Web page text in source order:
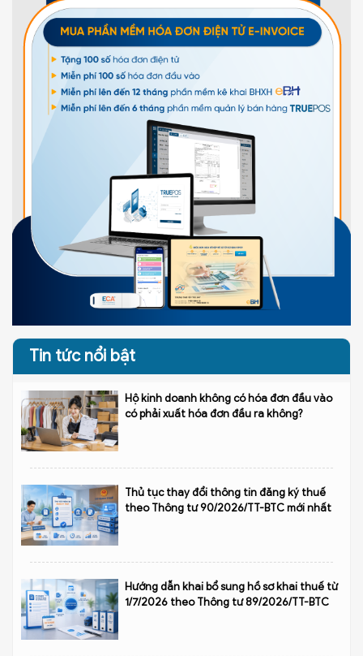
Tin tức nổi bật
Hộ kinh doanh không có hóa đơn đầu vào
có phải xuất hóa đơn đầu ra không?
Thủ tục thay đổi thông tin đăng ký thuế
theo Thông tư 90/2026/TT-BTC mới nhất
Hướng dẫn khai bổ sung hồ sơ khai thuế từ
1/7/2026 theo Thông tư 89/2026/TT-BTC